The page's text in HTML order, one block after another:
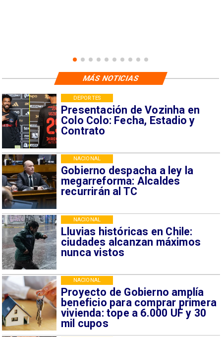
Presentación de Vozinha en
Colo Colo: Fecha, Estadio y
Contrato
DEPORTES
Gobierno despacha a ley la
megarreforma: Alcaldes
recurrirán al TC
NACIONAL
Lluvias históricas en Chile:
ciudades alcanzan máximos
nunca vistos
NACIONAL
Proyecto de Gobierno amplía
beneficio para comprar primera
vivienda: tope a 6.000 UF y 30
mil cupos
NACIONAL
MÁS NOTICIAS